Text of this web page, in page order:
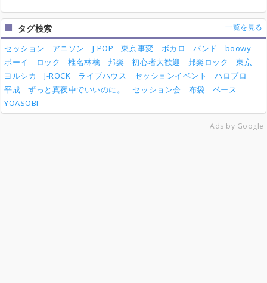
タグ検索 一覧を見る
セッション アニソン J-POP 東京事変 ボカロ バンド
boowy
ボーイ
ロック 椎名林檎 邦楽 初心者大歓迎 邦楽ロック
東京
ヨルシカ
J-ROCK ライブハウス セッションイベント
ハロプロ
平成
ずっと真夜中でいいのに。 セッション会 布袋
ベース
YOASOBI
Ads by Google